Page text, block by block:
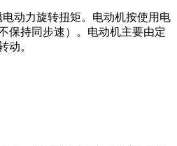
动力旋转扭矩。电动机按使用电
保持同步速）。电动机主要由定
动。